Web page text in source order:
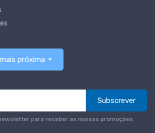
próxima
Subscrever
para receber as nossas promoções.